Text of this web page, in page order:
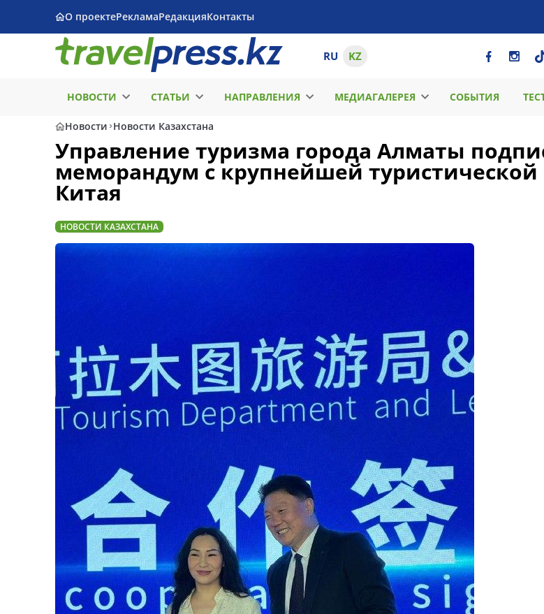
О проектеРекламаРедакцияКонтакты
RU KZ
НОВОСТИ СТАТЬИ НАПРАВЛЕНИЯ МЕДИАГАЛЕРЕЯ СОБЫТИЯ
Новости Новости Казахстана
Управление туризма города Алматы
меморандум с крупнейшей
Китая
НОВОСТИ КАЗАХСТАНА